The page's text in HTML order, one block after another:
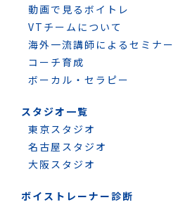
動画で見るボイトレ
VTチームについて
海外一流講師によるセミナー
コーチ育成
ボーカル・セラピー
スタジオ一覧
東京スタジオ
名古屋スタジオ
大阪スタジオ
ボイストレーナー診断